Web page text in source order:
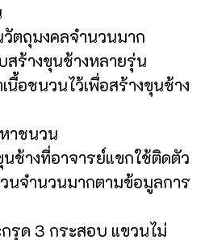
ตถุมงคลจำนวนมาก
ร้างขุนช้างหลายรุ่น
นื้อชนวนไว้เพื่อสร้างขุนช้าง
าชนวน
ช้างที่อาจารย์แขกใช้ติดตัว
นจำนวนมากตามข้อมูลการ
รุด 3 กระสอบ แขวนไม่